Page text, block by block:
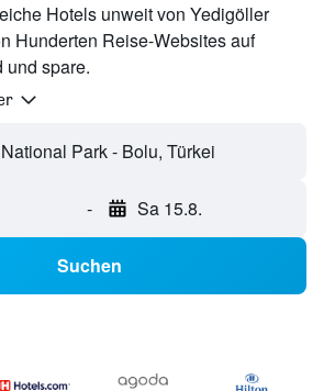
Hotels unweit von Yedigöller
Hunderten Reise-Websites auf
und spare.
Park - Bolu, Türkei
- Sa 15.8.
Suchen